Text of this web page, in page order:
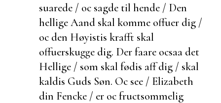
suarede / oc sagde til hende / Den
hellige Aand skal komme offuer dig /
oc den Høyistis krafft skal
offuerskugge dig. Der faare ocsaa det
Hellige / som skal fødis aff dig / skal
kaldis Guds Søn. Oc see / Elizabeth
din Fencke / er ocfructsommelig